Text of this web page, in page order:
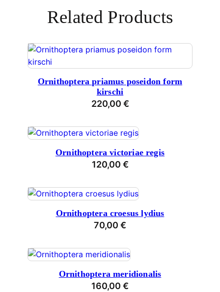
Related Products
Ornithoptera priamus poseidon form
kirschi
220,00 €
Ornithoptera victoriae regis
120,00 €
Ornithoptera croesus lydius
70,00 €
Ornithoptera meridionalis
160,00 €